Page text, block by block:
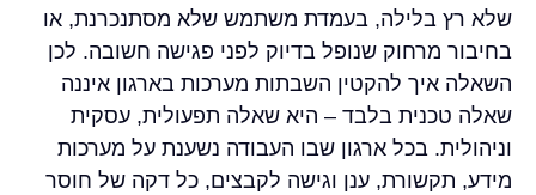
שלא רץ בלילה, בעמדת משתמש שלא מסתנכרנת, או
בחיבור מרחוק שנופל בדיוק לפני פגישה חשובה. לכן
השאלה איך להקטין השבתות מערכות בארגון איננה
שאלה טכנית בלבד – היא שאלה תפעולית, עסקית
וניהולית. בכל ארגון שבו העבודה נשענת על מערכות
מידע, תקשורת, ענן וגישה לקבצים, כל דקה של חוסר